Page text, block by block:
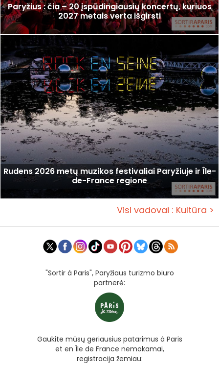
Paryžius : čia – 20 įspūdingiausių koncertų, kuriuos
2027 metais verta išgirsti
Rudens 2026 metų muzikos festivaliai Paryžiuje ir Île-
de-France regione
Visi vadovai : Kultūra >
"Sortir à Paris", Paryžiaus turizmo biuro
partnerė:
Gaukite mūsų geriausius patarimus à Paris
et en Île de France nemokamai,
registracija žemiau: